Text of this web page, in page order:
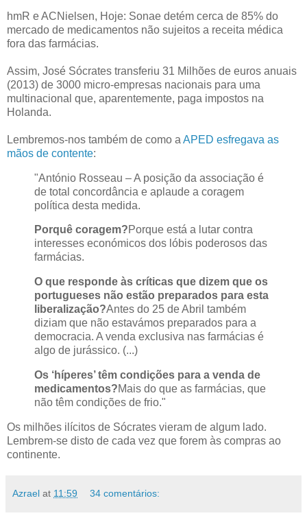
hmR e ACNielsen, Hoje: Sonae detém cerca de 85% do
mercado de medicamentos não sujeitos a receita médica
fora das farmácias.
Assim, José Sócrates transferiu 31 Milhões de euros anuais
(2013) de 3000 micro-empresas nacionais para uma
multinacional que, aparentemente, paga impostos na
Holanda.
Lembremos-nos também de como a APED esfregava as
mãos de contente:
"António Rosseau – A posição da associação é
de total concordância e aplaude a coragem
política desta medida.
Porquê coragem?Porque está a lutar contra
interesses económicos dos lóbis poderosos das
farmácias.
O que responde às críticas que dizem que os
portugueses não estão preparados para esta
liberalização?Antes do 25 de Abril também
diziam que não estavámos preparados para a
democracia. A venda exclusiva nas farmácias é
algo de jurássico. (...)
Os ‘híperes’ têm condições para a venda de
medicamentos?Mais do que as farmácias, que
não têm condições de frio."
Os milhões ilícitos de Sócrates vieram de algum lado.
Lembrem-se disto de cada vez que forem às compras ao
continente.
Azrael at 11:59 34 comentários: